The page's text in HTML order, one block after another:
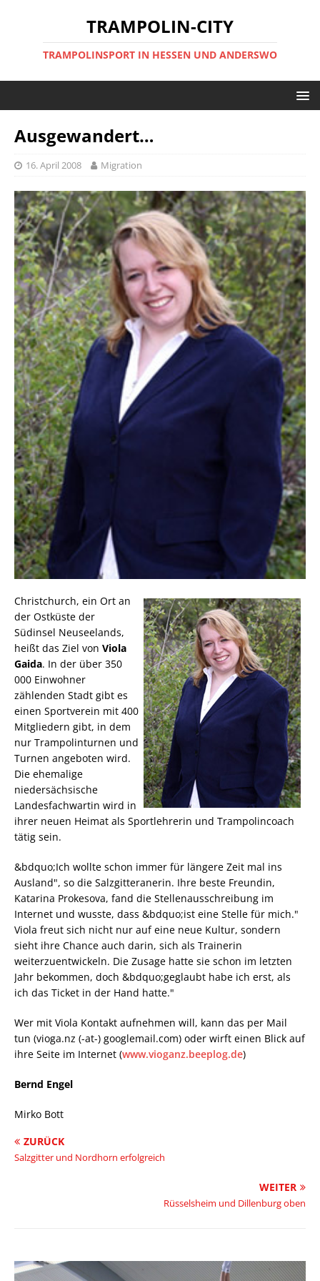
TRAMPOLIN-CITY
TRAMPOLINSPORT IN HESSEN UND ANDERSWO
Ausgewandert…
16. April 2008 Migration
Christchurch, ein Ort an
der Ostküste der
Südinsel Neuseelands,
heißt das Ziel von Viola
Gaida. In der über 350
000 Einwohner
zählenden Stadt gibt es
einen Sportverein mit 400
Mitgliedern gibt, in dem
nur Trampolinturnen und
Turnen angeboten wird.
Die ehemalige
niedersächsische
Landesfachwartin wird in
ihrer neuen Heimat als Sportlehrerin und Trampolincoach
tätig sein.
&bdquo;Ich wollte schon immer für längere Zeit mal ins
Ausland", so die Salzgitteranerin. Ihre beste Freundin,
Katarina Prokesova, fand die Stellenausschreibung im
Internet und wusste, dass &bdquo;ist eine Stelle für mich."
Viola freut sich nicht nur auf eine neue Kultur, sondern
sieht ihre Chance auch darin, sich als Trainerin
weiterzuentwickeln. Die Zusage hatte sie schon im letzten
Jahr bekommen, doch &bdquo;geglaubt habe ich erst, als
ich das Ticket in der Hand hatte."
Wer mit Viola Kontakt aufnehmen will, kann das per Mail
tun (vioga.nz (-at-) googlemail.com) oder wirft einen Blick auf
ihre Seite im Internet (www.vioganz.beeplog.de)
Bernd Engel
Mirko Bott
ZURÜCK
Salzgitter und Nordhorn erfolgreich
WEITER
Rüsselsheim und Dillenburg oben